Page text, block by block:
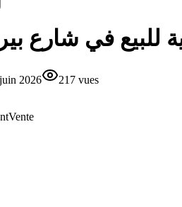
للبيع في شارع
2026 217 vues
Vente